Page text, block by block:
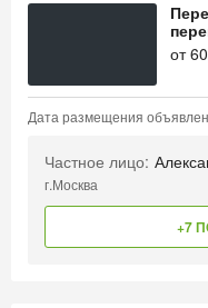
от60
Дата размещения
Частное лицо:
г.Москва
+7